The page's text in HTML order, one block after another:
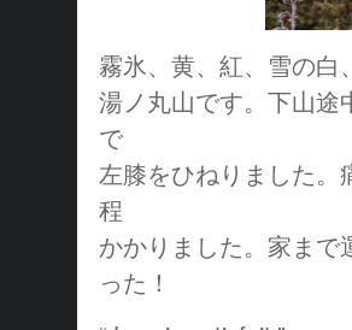
霧氷、黄、紅、雪の
湯ノ丸山です。下山途
で
左膝をひねりました
程
かかりました。家ま
った！